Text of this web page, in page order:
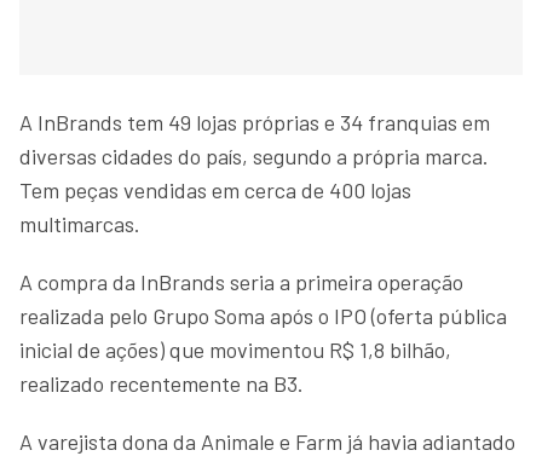
A InBrands tem 49 lojas próprias e 34 franquias em
diversas cidades do país, segundo a própria marca.
Tem peças vendidas em cerca de 400 lojas
multimarcas.
A compra da InBrands seria a primeira operação
realizada pelo Grupo Soma após o IPO (oferta pública
inicial de ações) que movimentou R$ 1,8 bilhão,
realizado recentemente na B3.
A varejista dona da Animale e Farm já havia adiantado